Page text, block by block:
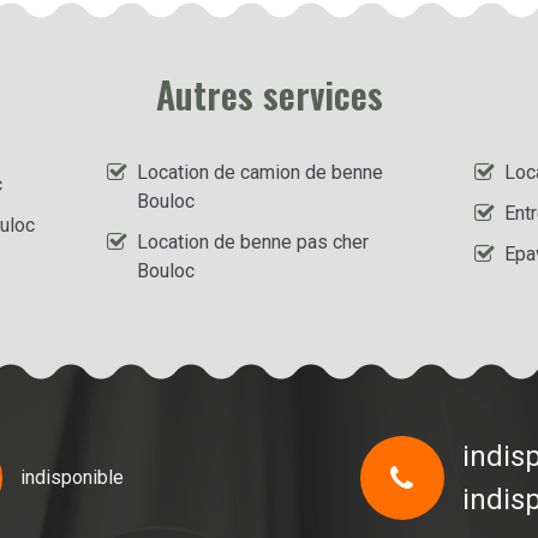
Autres services
Location de camion de benne
Bouloc
Location de benne pas cher
Bouloc
indisponible